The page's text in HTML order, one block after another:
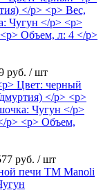
руб. / шт
руб. / шт